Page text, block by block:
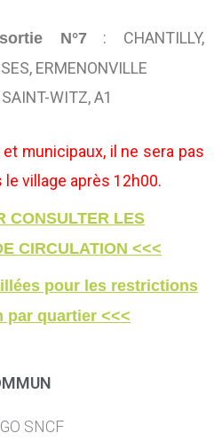
N°7: CHANTILLY,
ERMENONVILLE
WITZ, A1
municipaux, il ne sera pas
village après 12h00.
CONSULTER LES
CIRCULATION <<<
pour les restrictions
par quartier <<<